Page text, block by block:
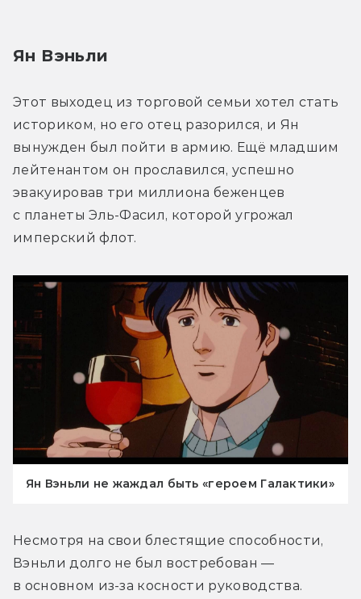
Ян Вэньли
Этот выходец из торговой семьи хотел стать
историком, но его отец разорился, и Ян
вынужден был пойти в армию. Ещё младшим
лейтенантом он прославился, успешно
эвакуировав три миллиона беженцев
с планеты Эль-Фасил, которой угрожал
имперский флот.
Ян Вэньли не жаждал быть «героем Галактики»
Несмотря на свои блестящие способности,
Вэньли долго не был востребован —
в основном из-за косности руководства.